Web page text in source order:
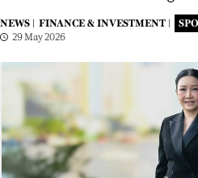
NEWS | FINANCE & INVESTMENT |
29 May 2026